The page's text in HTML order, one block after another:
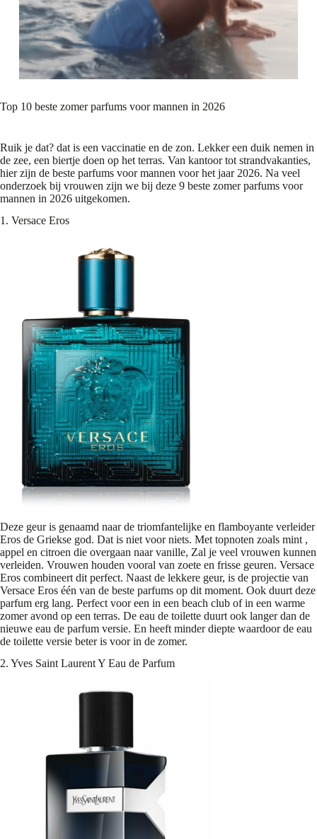
Top 10 beste zomer parfums voor mannen in 2026
Ruik je dat? dat is een vaccinatie en de zon. Lekker een duik nemen in
de zee, een biertje doen op het terras. Van kantoor tot strandvakanties,
hier zijn de beste parfums voor mannen voor het jaar 2026. Na veel
onderzoek bij vrouwen zijn we bij deze 9 beste zomer parfums voor
mannen in 2026 uitgekomen.
1. Versace Eros
Deze geur is genaamd naar de triomfantelijke en flamboyante verleider
Eros de Griekse god. Dat is niet voor niets. Met topnoten zoals mint ,
appel en citroen die overgaan naar vanille, Zal je veel vrouwen kunnen
verleiden. Vrouwen houden vooral van zoete en frisse geuren. Versace
Eros combineert dit perfect. Naast de lekkere geur, is de projectie van
Versace Eros één van de beste parfums op dit moment. Ook duurt deze
parfum erg lang. Perfect voor een in een beach club of in een warme
zomer avond op een terras. De eau de toilette duurt ook langer dan de
nieuwe eau de parfum versie. En heeft minder diepte waardoor de eau
de toilette versie beter is voor in de zomer.
2. Yves Saint Laurent Y Eau de Parfum